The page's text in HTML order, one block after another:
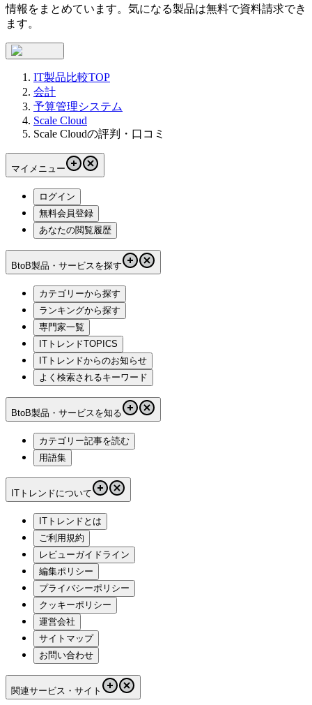
情報をまとめています。気になる製品は無料で資料請求でき
ます。
IT製品比較TOP
会計
予算管理システム
Scale Cloud
Scale Cloudの評判・口コミ
マイメニュー
ログイン
無料会員登録
あなたの閲覧履歴
BtoB製品・サービスを探す
カテゴリーから探す
ランキングから探す
専門家一覧
ITトレンドTOPICS
ITトレンドからのお知らせ
よく検索されるキーワード
BtoB製品・サービスを知る
カテゴリー記事を読む
用語集
ITトレンドについて
ITトレンドとは
ご利用規約
レビューガイドライン
編集ポリシー
プライバシーポリシー
クッキーポリシー
運営会社
サイトマップ
お問い合わせ
関連サービス・サイト